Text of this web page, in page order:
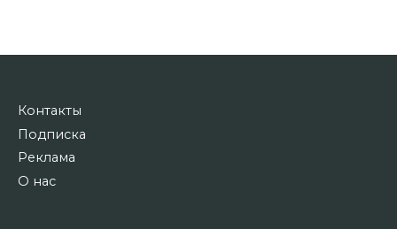
Контакты
Подписка
Реклама
О нас